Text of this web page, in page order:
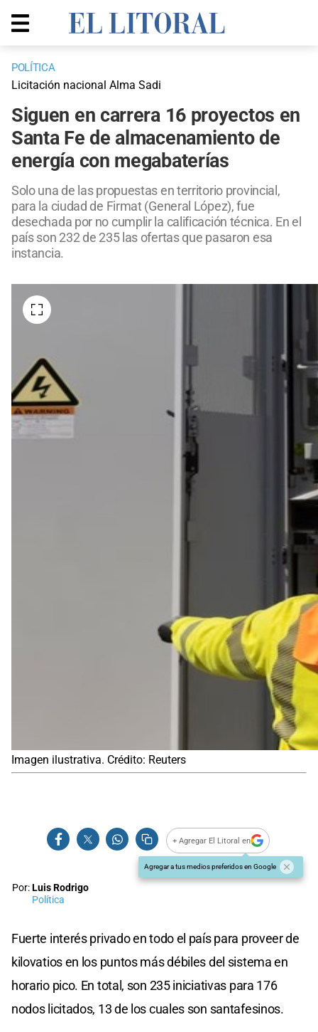
POLÍTICA
Licitación nacional Alma Sadi
Siguen en carrera 16 proyectos en
Santa Fe de almacenamiento de
energía con megabaterías
Solo una de las propuestas en territorio provincial,
para la ciudad de Firmat (General López), fue
desechada por no cumplir la calificación técnica. En el
país son 232 de 235 las ofertas que pasaron esa
instancia.
Imagen ilustrativa. Crédito: Reuters
+ Agregar El Litoral en
Agregar a tus medios preferidos en Google
Por:Luis Rodrigo
Política
Fuerte interés privado en todo el país para proveer de
kilovatios en los puntos más débiles del sistema en
horario pico. En total, son 235 iniciativas para 176
nodos licitados, 13 de los cuales son santafesinos.